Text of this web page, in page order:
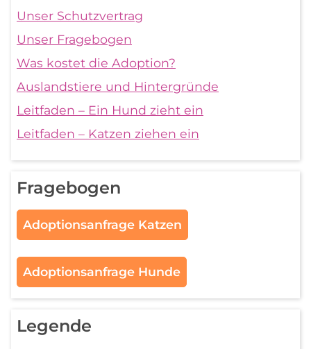
Unser Schutzvertrag
Unser Fragebogen
Was kostet die Adoption?
Auslandstiere und Hintergründe
Leitfaden – Ein Hund zieht ein
Leitfaden – Katzen ziehen ein
Fragebogen
Adoptionsanfrage Katzen
Adoptionsanfrage Hunde
Legende